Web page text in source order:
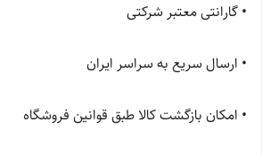
• گارانتی معتبر شرکتی
• ارسال سریع به سراسر ایران
• امکان بازگشت کالا طبق قوانین فروشگاه